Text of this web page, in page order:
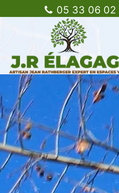
05 33 06 02